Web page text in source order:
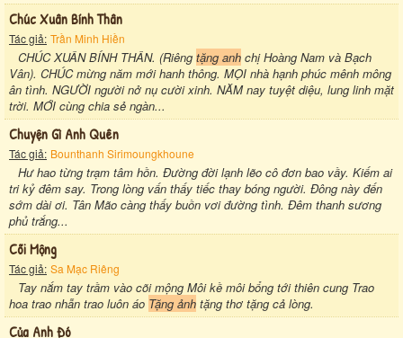
Chúc Xuân Bính Thân
Tác giả: Trần Minh Hiền
CHÚC XUÂN BÍNH THÂN. (Riêng tặng anh chị Hoàng Nam và Bạch
Vân). CHÚC mừng năm mới hanh thông. MỌI nhà hạnh phúc mênh mông
ân tình. NGƯỜI người nở nụ cười xinh. NĂM nay tuyệt diệu, lung linh mặt
trời. MỚI cùng chia sẻ ngàn...
Chuyện Gì Anh Quên
Tác giả: Bounthanh Sirimoungkhoune
Hư hao từng trạm tâm hồn. Đường đời lạnh lẽo cô đơn bao vầy. Kiếm ai
tri kỷ đêm say. Trong lòng vấn thấy tiếc thay bóng người. Đông này đến
sớm dài ơi. Tân Mão càng thấy buồn vơi đường tình. Đêm thanh sương
phủ trắng...
Cõi Mộng
Tác giả: Sa Mạc Riêng
Tay nắm tay trầm vào cõi mộng Môi kề môi bổng tới thiên cung Trao
hoa trao nhẫn trao luôn áo Tặng ảnh tặng thơ tặng cả lòng.
Của Anh Đó